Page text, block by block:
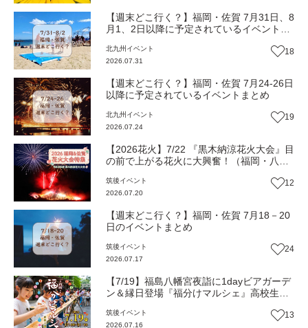
【週末どこ行く？】福岡・佐賀 7月31日、8
月1、2日以降に予定されているイベントま
北九州 イベント
2026.07.31
18
【週末どこ行く？】福岡・佐賀 7月24-26日
以降に予定されているイベントまとめ
北九州 イベント
2026.07.24
19
【2026花火】7/22 『黒木納涼花火大会』目
の前で上がる花火に大興奮！（福岡・八女
筑後イベント
2026.07.20
12
【週末どこ行く？】福岡・佐賀 7月18－20
日のイベントまとめ
筑後イベント
2026.07.17
24
【7/19】福島八幡宮夜詣に1dayビアガーデ
ン＆縁日登場『福分けマルシェ』高校生以
筑後イベント
2026.07.16
13